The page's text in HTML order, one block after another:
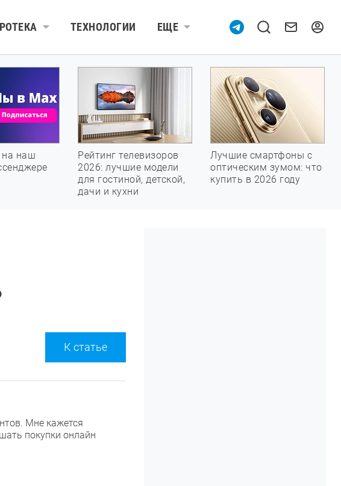
ТЕХНОЛОГИИ ЕЩЕ
наш
Рейтинг телевизоров
2026: лучшие модели
для гостиной, детской,
дачи и кухни
Лучшие смартфоны с
оптическим зумом: что
купить в 2026 году
К статье
Мне кажется
покупки онлайн